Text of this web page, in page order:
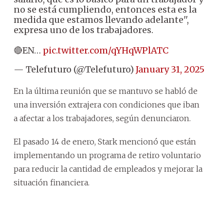
no se está cumpliendo, entonces esta es la
medida que estamos llevando adelante'',
expresa uno de los trabajadores.
🔴EN… pic.twitter.com/qYHqWPlATC
— Telefuturo (@Telefuturo) January 31, 2025
En la última reunión que se mantuvo se habló de
una inversión extrajera con condiciones que iban
a afectar a los trabajadores, según denunciaron.
El pasado 14 de enero, Stark mencionó que están
implementando un programa de retiro voluntario
para reducir la cantidad de empleados y mejorar la
situación financiera.